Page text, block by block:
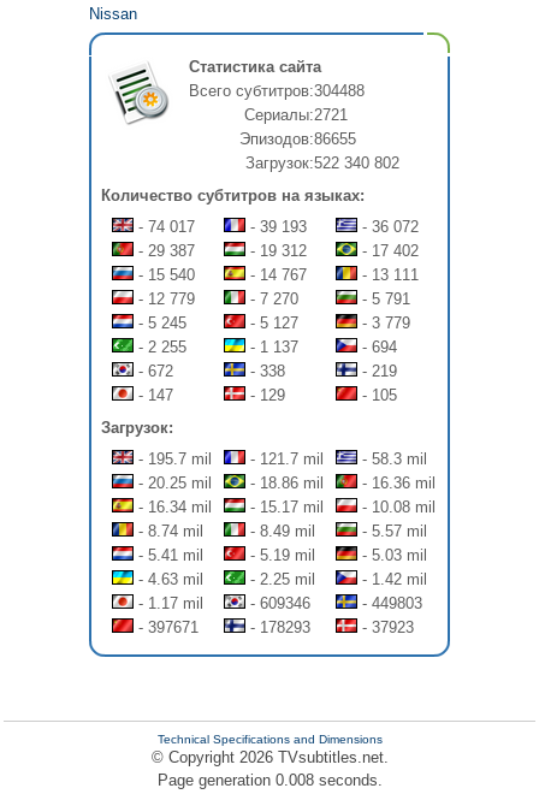
Nissan
Статистика сайта
Всего субтитров:304488
Сериалы:2721
Эпизодов:86655
Загрузок:522 340 802
Количество субтитров на языках:
- 74 017
- 39 193
- 36 072
- 29 387
- 19 312
- 17 402
- 15 540
- 14 767
- 13 111
- 12 779
- 7 270
- 5 791
- 5 245
- 5 127
- 3 779
- 2 255
- 1 137
- 694
- 672
- 338
- 219
- 147
- 129
- 105
Загрузок:
- 195.7 mil
- 121.7 mil
- 58.3 mil
- 20.25 mil
- 18.86 mil
- 16.36 mil
- 16.34 mil
- 15.17 mil
- 10.08 mil
- 8.74 mil
- 8.49 mil
- 5.57 mil
- 5.41 mil
- 5.19 mil
- 5.03 mil
- 4.63 mil
- 2.25 mil
- 1.42 mil
- 1.17 mil
- 609346
- 449803
- 397671
- 178293 - 37923
Technical Specifications and Dimensions
© Copyright 2026 TVsubtitles.net.
Page generation 0.008 seconds.